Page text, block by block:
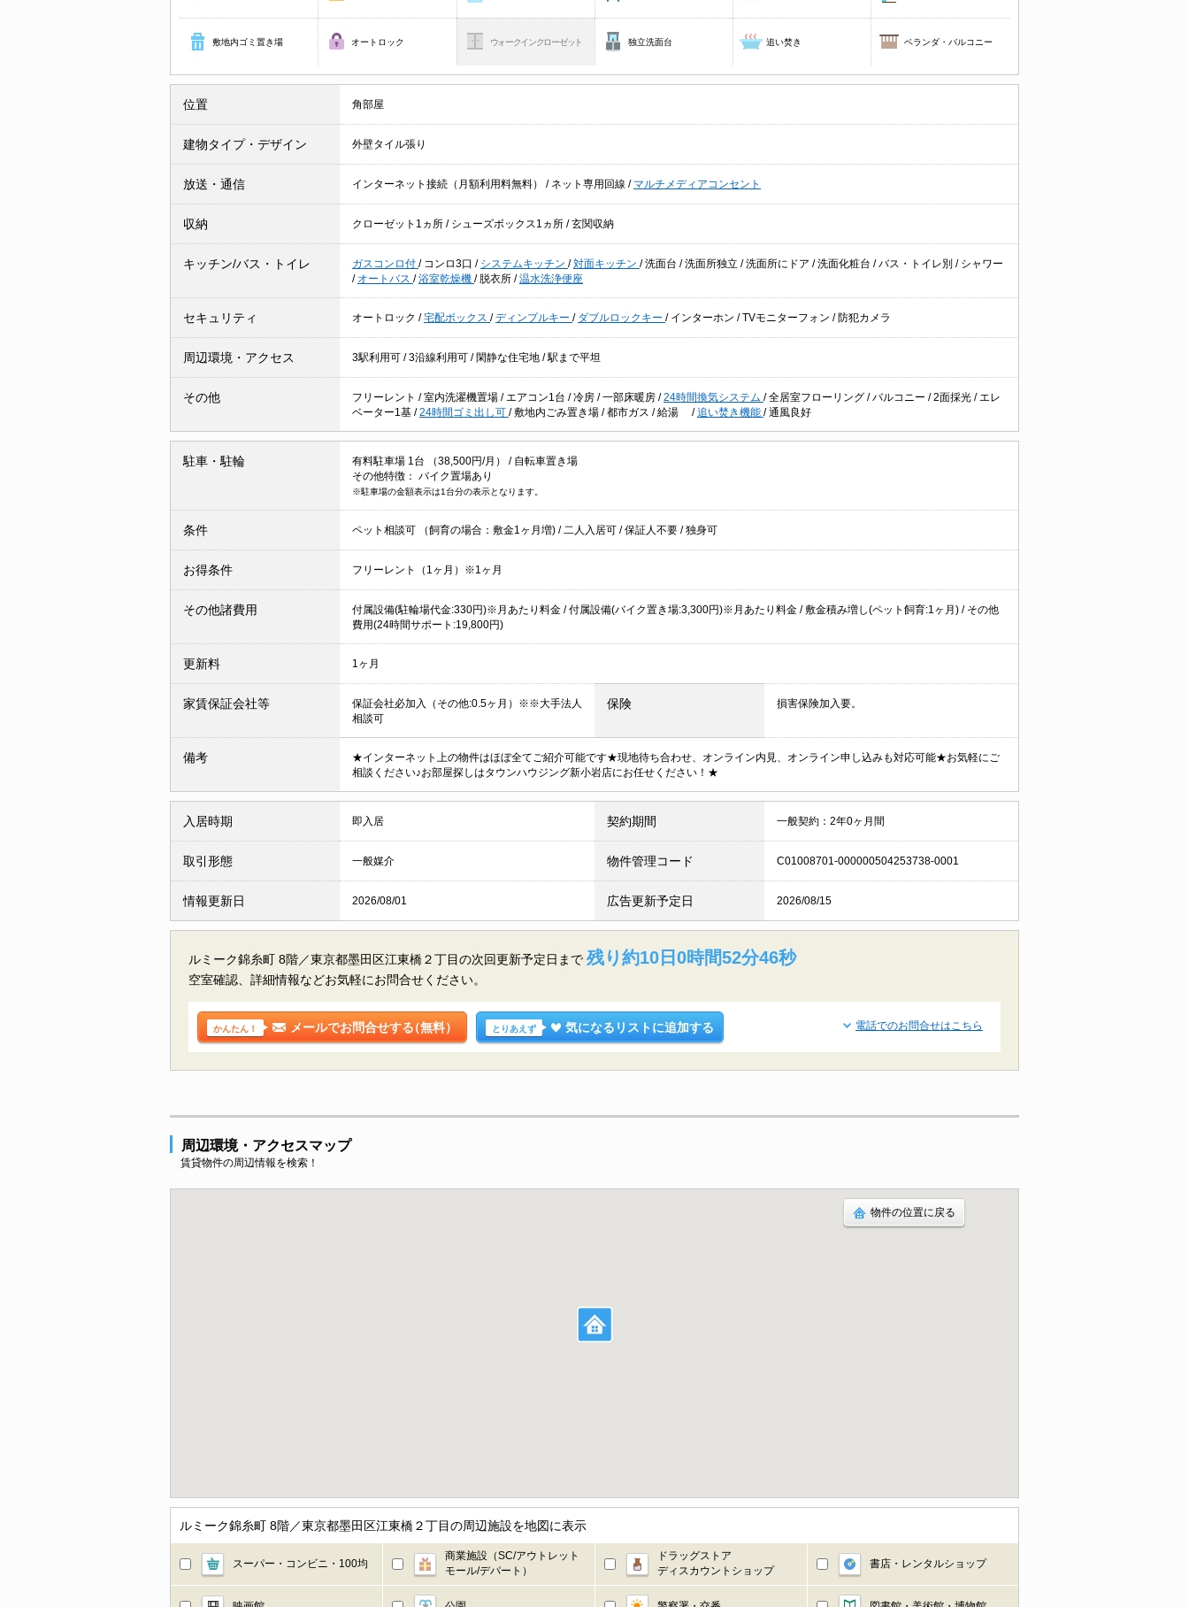
敷地内ゴミ置き場 オートロック ウォークインクローゼット 独立洗面台 追い焚き ベランダ・バルコニー
位置 角部屋
建物タイプ・デザイン 外壁タイル張り
放送・通信 インターネット接続（月額利用料無料） / ネット専用回線 / マルチメディアコンセント
収納 クローゼット1ヵ所 / シューズボックス1ヵ所 /玄関収納
キッチン/バス・トイレ ガスコンロ付 / コンロ3口 / システムキッチン /対面キッチン /洗面台 /洗面所独立 /洗面所にドア /洗面化粧台 /バス・トイレ別 / シャワー
/ オートバス /浴室乾燥機 / 脱衣所 /温水洗浄便座
セキュリティ オートロック /宅配ボックス /ディンプルキー / ダブルロックキー / インターホン /TVモニターフォン / 防犯カメラ
周辺環境・アクセス 3駅利用可 /3沿線利用可 / 閑静な住宅地 /駅まで平坦
その他 フリーレント /室内洗濯機置場 / エアコン1台 /冷房 /一部床暖房 /24時間換気システム /全居室フローリング /バルコニー /2面採光 / エレ
ベーター1基 /24時間ゴミ出し可 /敷地内ごみ置き場 /都市ガス /給湯 /追い焚き機能 /通風良好
駐車・駐輪 有料駐車場 1台 （38,500円/月） / 自転車置き場
その他特徴： バイク置場あり
※駐車場の金額表示は1台分の表示となります。
条件 ペット相談可 （飼育の場合：敷金1ヶ月増) / 二人入居可 /保証人不要 /独身可
お得条件 フリーレント（1ヶ月）※1ヶ月
その他諸費用
付属設備(駐輪場代金:330円)※月あたり料金 / 付属設備(バイク置き場:3,300円)※月あたり料金 / 敷金積み増し(ペット飼育:1ヶ月) / その他
費用(24時間サポート:19,800円)
更新料 1ヶ月
家賃保証会社等
保証会社必加入（その他:0.5ヶ月）※※大手法人
相談可
保険 損害保険加入要。
備考
★インターネット上の物件はほぼ全てご紹介可能です★現地待ち合わせ、オンライン内見、オンライン申し込みも対応可能★お気軽にご
相談ください♪お部屋探しはタウンハウジング新小岩店にお任せください！★
入居時期 即入居 契約期間 一般契約：2年0ヶ月間
取引形態 一般媒介 物件管理コード C01008701-000000504253738-0001
情報更新日 2026/08/01 広告更新予定日 2026/08/15
ルミーク錦糸町 8階／東京都墨田区江東橋２丁目の次回更新予定日まで 残り約10日0時間52分46秒
空室確認、詳細情報などお気軽にお問合せください。
かんたん！ メールでお問合せする（無料） とりあえず 気になるリストに追加する 電話でのお問合せはこちら
周辺環境・アクセスマップ
賃貸物件の周辺情報を検索！
物件の位置に戻る
ルミーク錦糸町 8階／東京都墨田区江東橋２丁目の周辺施設を地図に表示
スーパー・コンビニ・100均
商業施設（SC/アウトレット
モール/デパート）
ドラッグストア
ディスカウントショップ
書店・レンタルショップ